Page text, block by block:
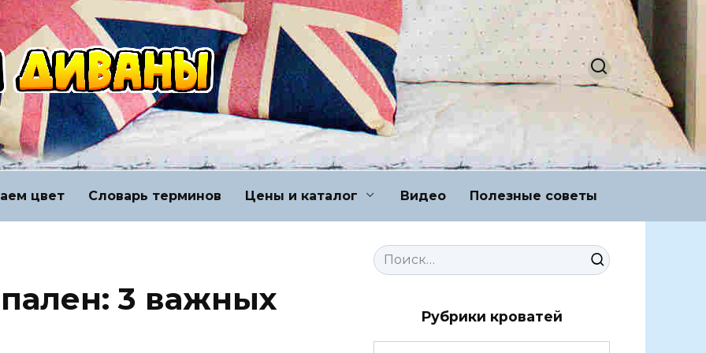
цвет Словарь терминов Цены и каталог Видео Полезные советы
3 важных
Search
for:
Рубрики кроватей